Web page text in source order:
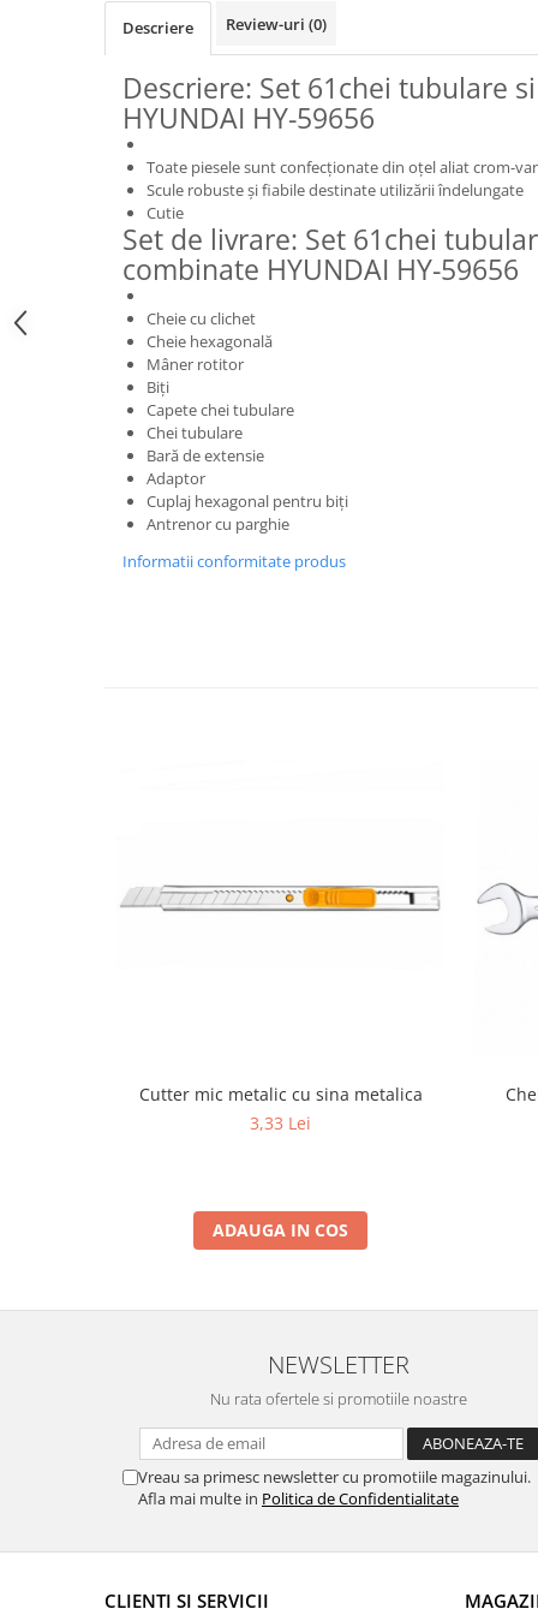
Descriere Review-uri (0)
Descriere: Set 61chei tubulare
HYUNDAI HY-59656
Toate piesele sunt confecționate din oțel aliat crom-
Scule robuste și fiabile destinate utilizării îndelungate
Cutie
Set de livrare: Set 61chei
combinate HYUNDAI HY-59656
Cheie cu clichet
Cheie hexagonală
Mâner rotitor
Biți
Capete chei tubulare
Chei tubulare
Bară de extensie
Adaptor
Cuplaj hexagonal pentru biți
Antrenor cu parghie
Informatii conformitate produs
Cutter mic metalic cu sina metalica
3,33 Lei
ADAUGA IN COS
NEWSLETTER
Nu rata ofertele si promotiile noastre
Vreau sa primesc newsletter cu promotiile magazinului.
Afla mai multe in Politica de Confidentialitate
CLIENTI SI SERVICII